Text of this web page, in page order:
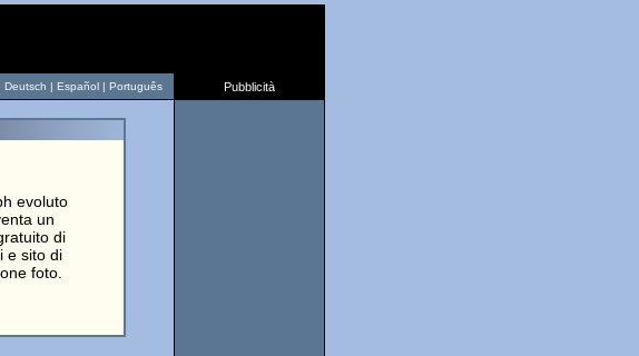
Deutsch | Español | Português
Pubblicità
evoluto
un
di
e sito di
foto.